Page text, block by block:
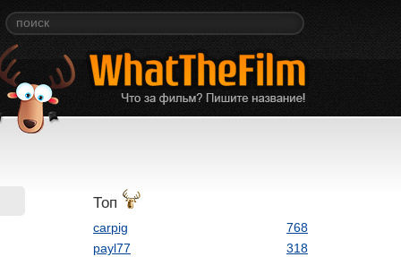
Топ
carpig
768
payl77
318